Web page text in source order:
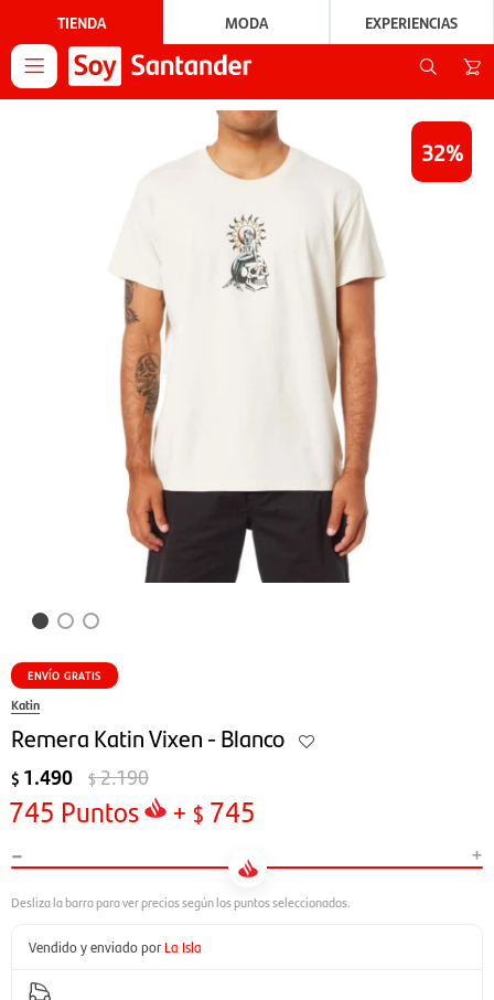
TIENDA MODA EXPERIENCIAS

32
ENVÍO GRATIS
Katin
Remera Katin Vixen - Blanco
$ 1.490 $2.190
745 Puntos + $ 745
- +
Vendido y enviado por La Isla